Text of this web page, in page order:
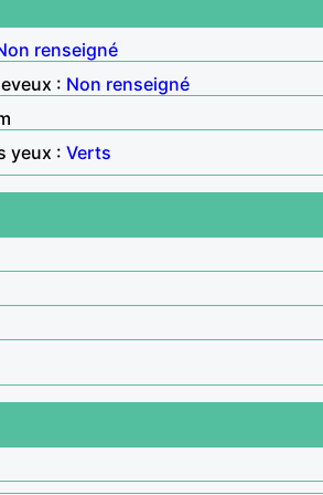
renseigné
: Non renseigné
yeux : Verts